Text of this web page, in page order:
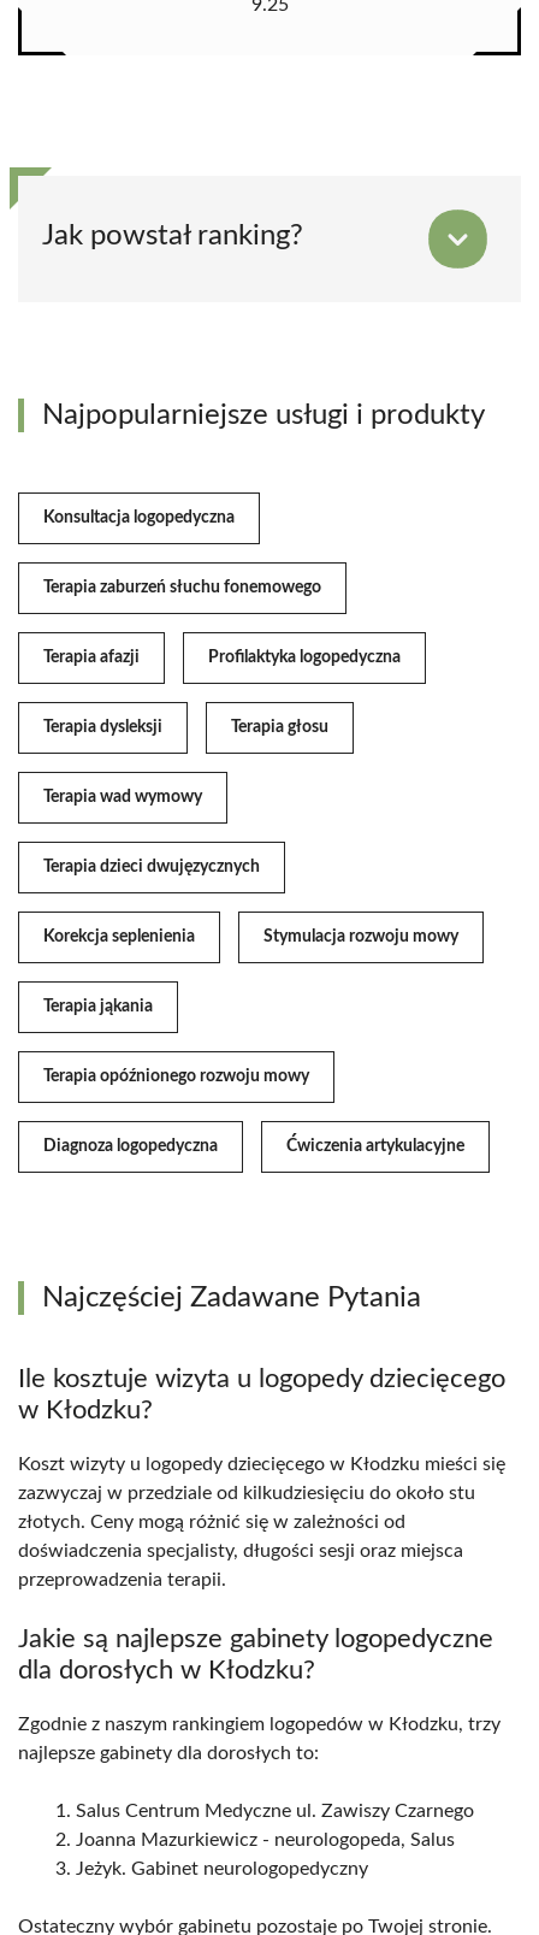
9.25
Jak powstał ranking?
Najpopularniejsze usługi i produkty
Konsultacja logopedyczna
Terapia zaburzeń słuchu fonemowego
Terapia afazji Profilaktyka logopedyczna
Terapia dysleksji Terapia głosu
Terapia wad wymowy
Terapia dzieci dwujęzycznych
Korekcja seplenienia Stymulacja rozwoju mowy
Terapia jąkania
Terapia opóźnionego rozwoju mowy
Diagnoza logopedyczna Ćwiczenia artykulacyjne
Najczęściej Zadawane Pytania
Ile kosztuje wizyta u logopedy dziecięcego
w Kłodzku?
Koszt wizyty u logopedy dziecięcego w Kłodzku mieści się
zazwyczaj w przedziale od kilkudziesięciu do około stu
złotych. Ceny mogą różnić się w zależności od
doświadczenia specjalisty, długości sesji oraz miejsca
przeprowadzenia terapii.
Jakie są najlepsze gabinety logopedyczne
dla dorosłych w Kłodzku?
Zgodnie z naszym rankingiem logopedów w Kłodzku, trzy
najlepsze gabinety dla dorosłych to:
Salus Centrum Medyczne ul. Zawiszy Czarnego
Joanna Mazurkiewicz - neurologopeda, Salus
Jeżyk. Gabinet neurologopedyczny
Ostateczny wybór gabinetu pozostaje po Twojej stronie.